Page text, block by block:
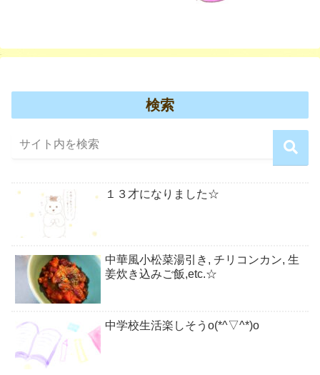
検索
１３才になりました☆
中華風小松菜湯引き, チリコンカン, 生
姜炊き込みご飯,etc.☆
中学校生活楽しそうo(*^▽^*)o